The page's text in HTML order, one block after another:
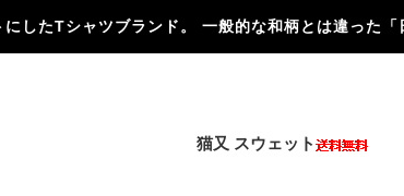
したTシャツブランド。 一般的な和柄とは違った「
猫又 スウェット